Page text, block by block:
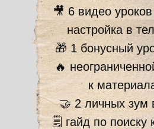
🎥 6 видео
настройка в
🎁 1 бонусный
🔥
к
🤝 2 личных зум
🗒 гайд по поиску